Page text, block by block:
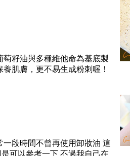
籽油與多種維他命為基底製
肌膚，更不易生成粉刺喔！
段時間不曾再使用卸妝油 這
可以參考一下 不過我自己在